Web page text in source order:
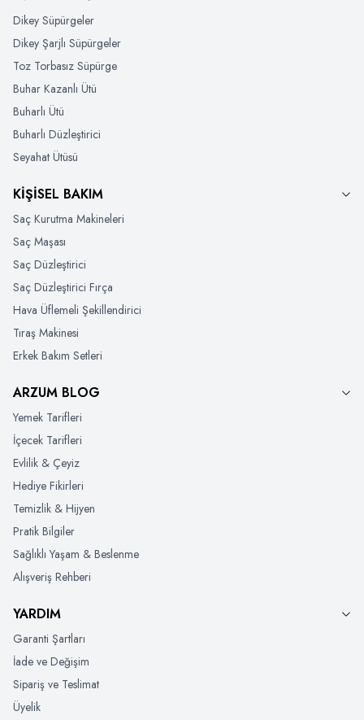
Dikey Süpürgeler
Dikey Şarjlı Süpürgeler
Toz Torbasız Süpürge
Buhar Kazanlı Ütü
Buharlı Ütü
Buharlı Düzleştirici
Seyahat Ütüsü
KİŞİSEL BAKIM
Saç Kurutma Makineleri
Saç Maşası
Saç Düzleştirici
Saç Düzleştirici Fırça
Hava Üflemeli Şekillendirici
Tıraş Makinesi
Erkek Bakım Setleri
ARZUM BLOG
Yemek Tarifleri
İçecek Tarifleri
Evlilik & Çeyiz
Hediye Fikirleri
Temizlik & Hijyen
Pratik Bilgiler
Sağlıklı Yaşam & Beslenme
Alışveriş Rehberi
YARDIM
Garanti Şartları
İade ve Değişim
Sipariş ve Teslimat
Üyelik